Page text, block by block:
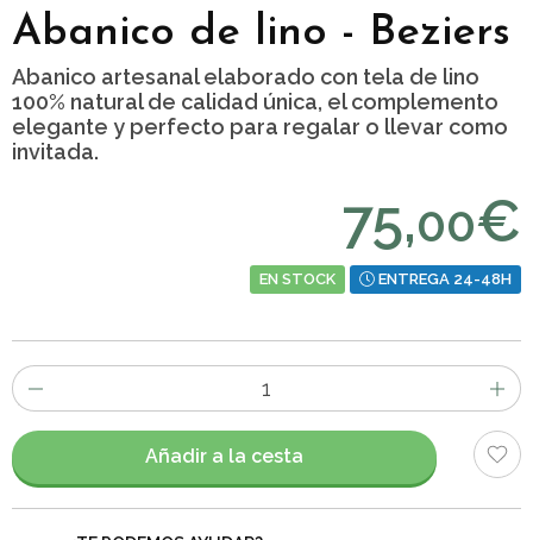
Abanico de lino - Beziers
Abanico artesanal elaborado con tela de lino
100% natural de calidad única, el complemento
elegante y perfecto para regalar o llevar como
invitada.
75,00€
EN STOCK ENTREGA 24-48H
Número
de
artículos
Añadir a la cesta